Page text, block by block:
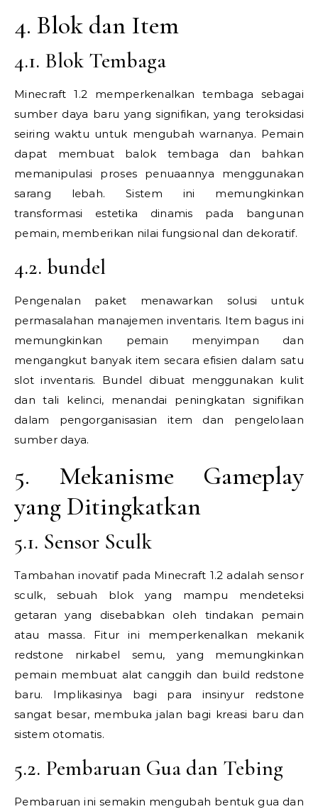
4. Blok dan Item
4.1. Blok Tembaga
Minecraft 1.2 memperkenalkan tembaga sebagai
sumber daya baru yang signifikan, yang teroksidasi
seiring waktu untuk mengubah warnanya. Pemain
dapat membuat balok tembaga dan bahkan
memanipulasi proses penuaannya menggunakan
sarang lebah. Sistem ini memungkinkan
transformasi estetika dinamis pada bangunan
pemain, memberikan nilai fungsional dan dekoratif.
4.2. bundel
Pengenalan paket menawarkan solusi untuk
permasalahan manajemen inventaris. Item bagus ini
memungkinkan pemain menyimpan dan
mengangkut banyak item secara efisien dalam satu
slot inventaris. Bundel dibuat menggunakan kulit
dan tali kelinci, menandai peningkatan signifikan
dalam pengorganisasian item dan pengelolaan
sumber daya.
5. Mekanisme Gameplay
yang Ditingkatkan
5.1. Sensor Sculk
Tambahan inovatif pada Minecraft 1.2 adalah sensor
sculk, sebuah blok yang mampu mendeteksi
getaran yang disebabkan oleh tindakan pemain
atau massa. Fitur ini memperkenalkan mekanik
redstone nirkabel semu, yang memungkinkan
pemain membuat alat canggih dan build redstone
baru. Implikasinya bagi para insinyur redstone
sangat besar, membuka jalan bagi kreasi baru dan
sistem otomatis.
5.2. Pembaruan Gua dan Tebing
Pembaruan ini semakin mengubah bentuk gua dan